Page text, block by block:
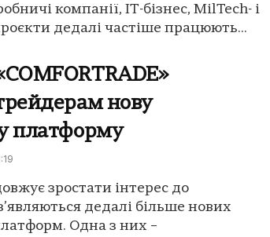
компанії, IT-бізнес, MilTech- і
дедалі частіше працюють...
нову
платформу
зростати інтерес до
дедалі більше нових
Одна з них –